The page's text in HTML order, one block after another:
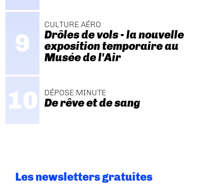
CULTURE AÉRO
Drôles de vols - la nouvelle
exposition temporaire au
Musée de l'Air
DÉPOSE MINUTE
De rêve et de sang
Les newsletters gratuites